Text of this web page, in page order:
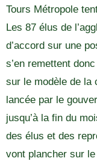
Tours Métropole
Les 87 élus de
d’accord sur une
s’en remettent
sur le modèle de la
lancée par le
jusqu’à la fin du
des élus et des
vont plancher sur